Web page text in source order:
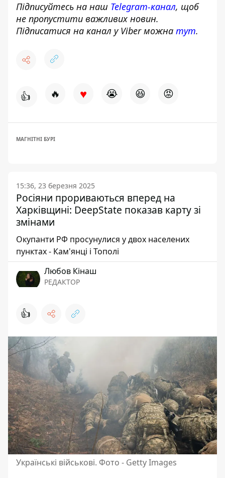
Підписуйтесь на наш Telegram-канал, щоб
не пропустити важливих новин.
Підписатися на канал у Viber можна тут.
👍 🔥 ♥ 😭 😆 😡
МАГНІТНІ БУРІ
15:36, 23 березня 2025
Росіяни прориваються вперед на
Харківщині: DeepState показав карту зі
змінами
Окупанти РФ просунулися у двох населених
пунктах - Кам'янці і Тополі
Любов Кінаш
РЕДАКТОР
👍
Українські військові. Фото - Getty Images